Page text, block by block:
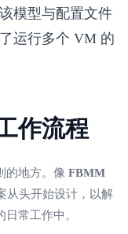
模型与配置文件
运行多个 VM 的
作流程
的地方。像 FBMM
从头开始设计，以解
常工作中。